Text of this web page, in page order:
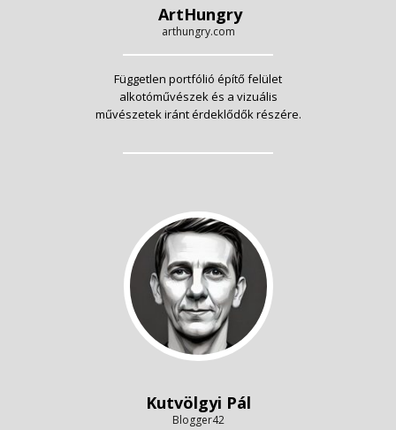
ArtHungry
arthungry.com
Független portfólió építő felület
alkotóművészek és a vizuális
művészetek iránt érdeklődők részére.
Kutvölgyi Pál
Blogger42